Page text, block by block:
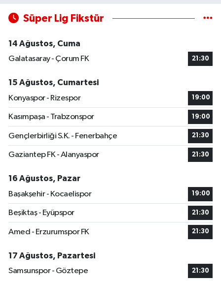
Süper Lig Fikstür
14 Ağustos, Cuma
Galatasaray - Çorum FK
21:30
15 Ağustos, Cumartesi
Konyaspor - Rizespor
19:00
Kasımpaşa - Trabzonspor 19:00
Gençlerbirliği S.K. - Fenerbahçe 21:30
Gaziantep FK - Alanyaspor 21:30
16 Ağustos, Pazar
Başakşehir - Kocaelispor
19:00
Beşiktaş - Eyüpspor 21:30
Amed - Erzurumspor FK 21:30
17 Ağustos, Pazartesi
Samsunspor - Göztepe
21:30